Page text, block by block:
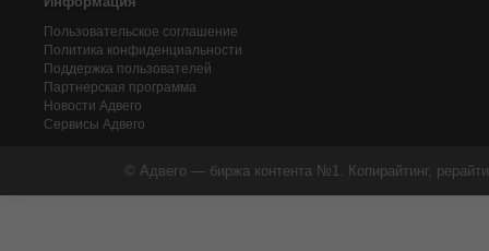
Пользовательское соглашение
Политика конфиденциальности
Поддержка пользователей
Партнерская программа
Новости Адвего
Сервисы Адвего
© Адвего — биржа контента №1. Копирайтинг,